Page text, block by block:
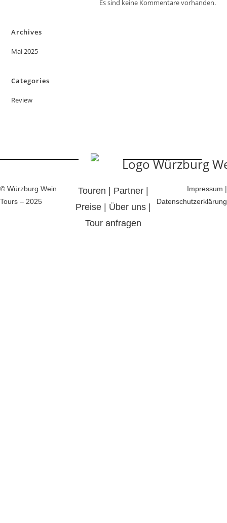
Es sind keine Kommentare vorhanden.
Archives
Mai 2025
Categories
Review
© Würzburg Wein
Tours – 2025
Touren Partner
Preise
Über uns
Tour anfragen
Impressum |
Datenschutzerklärung